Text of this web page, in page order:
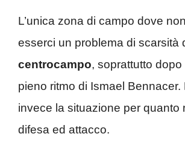
L’unica zona di campo dove
esserci un problema di scarsità
centrocampo, soprattutto dopo
pieno ritmo di Ismael Bennacer.
invece la situazione per quanto
difesa ed attacco.